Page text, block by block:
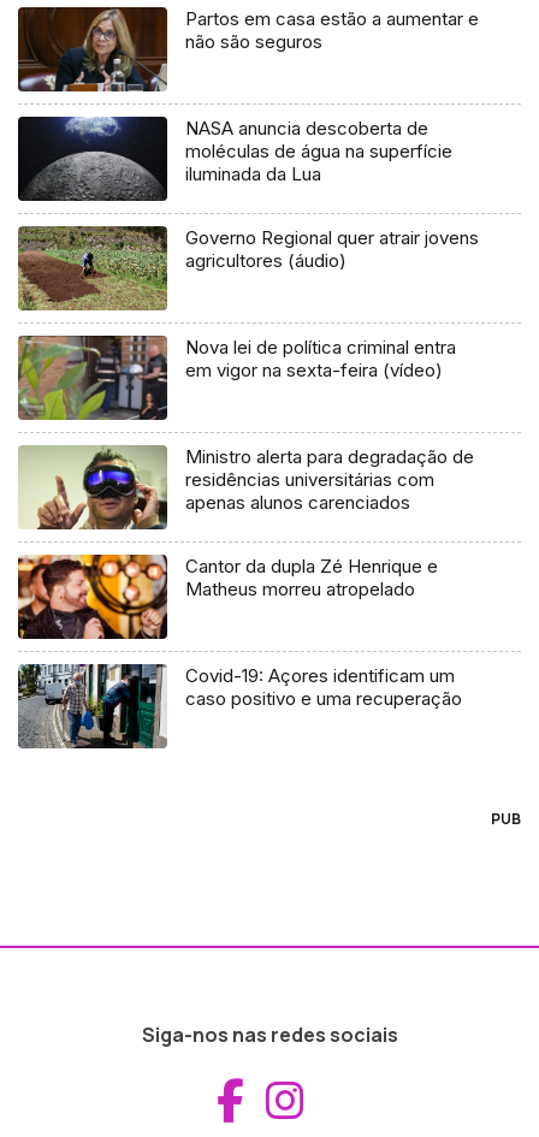
Partos em casa estão a aumentar e
não são seguros
NASA anuncia descoberta de
moléculas de água na superfície
iluminada da Lua
Governo Regional quer atrair jovens
agricultores (áudio)
Nova lei de política criminal entra
em vigor na sexta-feira (vídeo)
Ministro alerta para degradação de
residências universitárias com
apenas alunos carenciados
Cantor da dupla Zé Henrique e
Matheus morreu atropelado
Covid-19: Açores identificam um
caso positivo e uma recuperação
PUB
Siga-nos nas redes sociais
Aceder ao